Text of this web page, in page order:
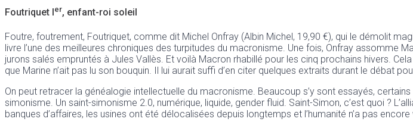
Foutriquet I er, enfant-roi soleil
Foutre, foutrement, Foutriquet, comme dit Michel Onfray (Albin Michel, 19,90 €), qui le démolit
livre l’une des meilleures chroniques des turpitudes du macronisme. Une fois, Onfray assomme
jurons salés empruntés à Jules Vallès. Et voilà Macron rhabillé pour les cinq prochains hivers.
que Marine n’ait pas lu son bouquin. Il lui aurait suffi d’en citer quelques extraits durant le débat
On peut retracer la généalogie intellectuelle du macronisme. Beaucoup s’y sont essayés,
simonisme. Un saint-simonisme 2.0, numérique, liquide, gender fluid. Saint-Simon, c’est quoi ?
banques d’affaires, les usines ont été délocalisées depuis longtemps et l’humanité n’a pas encore